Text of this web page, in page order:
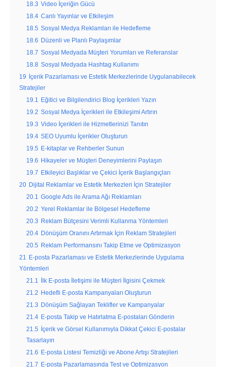
18.3 Video İçeriğin Gücü
18.4 Canlı Yayınlar ve Etkileşim
18.5 Sosyal Medya Reklamları ile Hedefleme
18.6
Düzenli ve Planlı Paylaşımlar
18.7 Sosyal Medyada Müşteri Yorumları ve Referanslar
18.8 Sosyal Medyada Hashtag Kullanımı
19
İçerik Pazarlaması ve Estetik Merkezlerinde Uygulanabilecek
Stratejiler
19.1
Eğitici ve Bilgilendirici Blog İçerikleri Yazın
19.2 Sosyal Medya İçerikleri ile Etkileşimi Artırın
19.3 Video İçerikleri ile Hizmetlerinizi Tanıtın
19.4 SEO Uyumlu İçerikler Oluşturun
19.5
E-kitaplar ve Rehberler Sunun
19.6
Hikayeler ve Müşteri Deneyimlerini Paylaşın
19.7
Etkileyici Başlıklar ve Çekici İçerik Başlangıçları
20 Dijital Reklamlar ve Estetik Merkezleri İçin Stratejiler
20.1
Google Ads ile Arama Ağı Reklamları
20.2 Yerel Reklamlar ile Bölgesel Hedefleme
20.3
Reklam Bütçesini Verimli Kullanma Yöntemleri
20.4 Dönüşüm Oranını Artırmak İçin Reklam Stratejileri
20.5
Reklam Performansını Takip Etme ve Optimizasyon
21
E-posta Pazarlaması ve Estetik Merkezlerinde Uygulama
Yöntemleri
21.1
İlk E-posta İletişimi ile Müşteri İlgisini Çekmek
21.2
Hedefli E-posta Kampanyaları Oluşturun
21.3
Dönüşüm Sağlayan Teklifler ve Kampanyalar
21.4 E-posta Takip ve Hatırlatma E-postaları Gönderin
21.5
İçerik ve Görsel Kullanımıyla Dikkat Çekici E-postalar
Tasarlayın
21.6
E-posta Listesi Temizliği ve Abone Artışı Stratejileri
21.7
E-posta Pazarlamasında Test ve Optimizasyon